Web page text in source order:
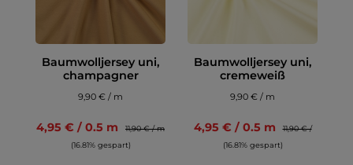
Baumwolljersey uni,
champagner
9,90 € / m
4,95 € / 0.5 m
11,90 € / m
(16.81% gespart)
Baumwolljersey uni,
cremeweiß
9,90 € / m
4,95 € / 0.5 m
11,90 € /
(16.81% gespart)